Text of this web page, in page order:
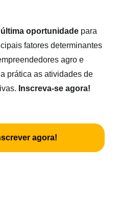
oportunidade para
fatores determinantes
agro e
prática as atividades de
Inscreva-se agora!
agora!